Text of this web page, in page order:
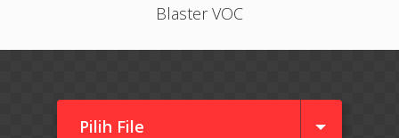
Blaster VOC
Pilih File